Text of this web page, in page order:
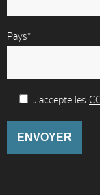
Pays*
J'accepte les